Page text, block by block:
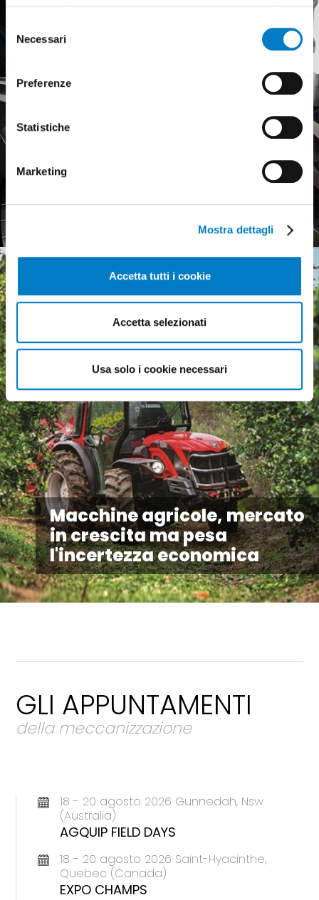
all’utilizzo di tutti, o solamente di alcuni di essi, ti
delNecessari
Preferenze
Statistiche
Marketing
Mostra dettagli
Accetta tutti i cookie
Accetta selezionati
Usa solo i cookie necessari
Pneumatici agricoli,
mercato europeo debole
Macchine agricole, mercato
in crescita ma pesa
l'incertezza economica
GLI APPUNTAMENTI
della meccanizzazione
18 - 20 agosto 2026 Gunnedah, Nsw
(Australia)
AGQUIP FIELD DAYS
18 - 20 agosto 2026 Saint-Hyacinthe,
Quebec (Canada)
EXPO CHAMPS